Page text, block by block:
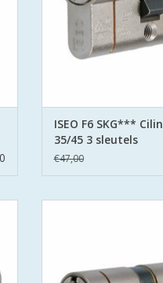
- stalen brug:
TOEVOEGEN AAN
ISEO F6 SKG***
35/45 3 sleutels
€47,00
- standaard geleverd
- 6 pins cilinder met